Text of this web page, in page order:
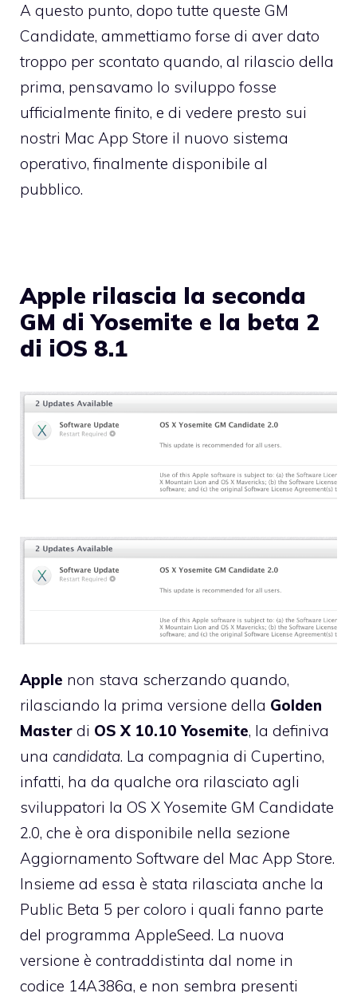
A questo punto, dopo tutte queste GM
Candidate, ammettiamo forse di aver dato
troppo per scontato quando, al rilascio della
prima, pensavamo lo sviluppo fosse
ufficialmente finito, e di vedere presto sui
nostri Mac App Store il nuovo sistema
operativo, finalmente disponibile al
pubblico.
Apple rilascia la seconda
GM di Yosemite e la beta 2
di iOS 8.1
Apple non stava scherzando quando,
rilasciando la prima versione della Golden
Master di OS X 10.10 Yosemite, la definiva
una candidata. La compagnia di Cupertino,
infatti, ha da qualche ora rilasciato agli
sviluppatori la OS X Yosemite GM Candidate
2.0, che è ora disponibile nella sezione
Aggiornamento Software del Mac App Store.
Insieme ad essa è stata rilasciata anche la
Public Beta 5 per coloro i quali fanno parte
del programma AppleSeed. La nuova
versione è contraddistinta dal nome in
codice 14A386a, e non sembra presenti